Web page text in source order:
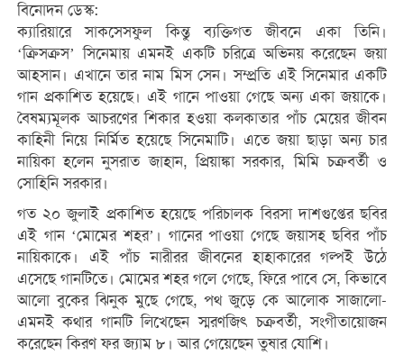
বিনোদন ডেস্ক:
ক্যারিয়ারে সাকসেসফুল কিন্তু ব্যক্তিগত জীবনে একা তিনি।
‘ক্রিসক্রস’ সিনেমায় এমনই একটি চরিত্রে অভিনয় করেছেন জয়া
আহসান। এখানে তার নাম মিস সেন। সম্প্রতি এই সিনেমার একটি
গান প্রকাশিত হয়েছে। এই গানে পাওয়া গেছে অন্য একা জয়াকে।
বৈষম্যমূলক আচরণের শিকার হওয়া কলকাতার পাঁচ মেয়ের জীবন
কাহিনী নিয়ে নির্মিত হয়েছে সিনেমাটি। এতে জয়া ছাড়া অন্য চার
নায়িকা হলেন নুসরাত জাহান, প্রিয়াঙ্কা সরকার, মিমি চক্রবর্তী ও
সোহিনি সরকার।
গত ২০ জুলাই প্রকাশিত হয়েছে পরিচালক বিরসা দাশগুপ্তের ছবির
এই গান ‘মোমের শহর’। গানের পাওয়া গেছে জয়াসহ ছবির পাঁচ
নায়িকাকে। এই পাঁচ নারীরর জীবনের হাহাকারের গল্পই উঠে
এসেছে গানটিতে। মোমের শহর গলে গেছে, ফিরে পাবে সে, কিভাবে
আলো বুকের ঝিনুক মুছে গেছে, পথ জুড়ে কে আলোক সাজালো-
এমনই কথার গানটি লিখেছেন স্মরণজিৎ চক্রবর্তী, সংগীতায়োজন
করেছেন কিরণ ফর জ্যাম ৮। আর গেয়েছেন তুষার যোশি।